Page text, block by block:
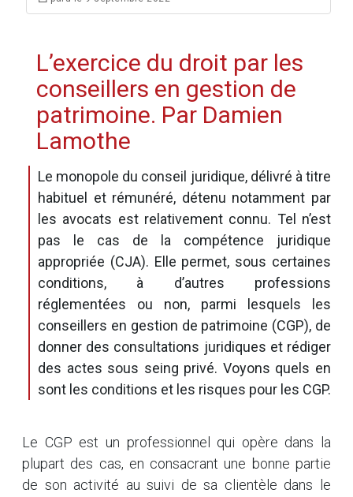
L’exercice du droit par les
conseillers en gestion de
patrimoine. Par Damien
Lamothe
Le monopole du conseil juridique, délivré à titre
habituel et rémunéré, détenu notamment par
les avocats est relativement connu. Tel n’est
pas le cas de la compétence juridique
appropriée (CJA). Elle permet, sous certaines
conditions, à d’autres professions
réglementées ou non, parmi lesquels les
conseillers en gestion de patrimoine (CGP), de
donner des consultations juridiques et rédiger
des actes sous seing privé. Voyons quels en
sont les conditions et les risques pour les CGP.
Le CGP est un professionnel qui opère dans la
plupart des cas, en consacrant une bonne partie
de son activité au suivi de sa clientèle dans le